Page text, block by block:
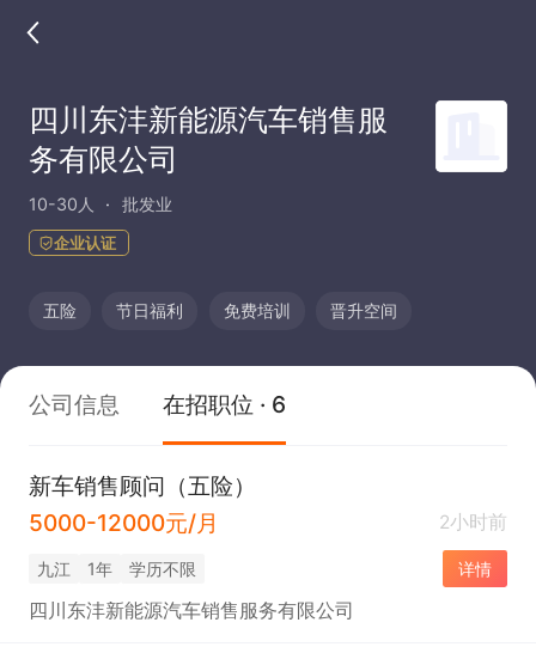
四川东沣新能源汽车销售服
务有限公司
10-30人 批发业
企业认证
五险 节日福利 免费培训 晋升空间
公司信息 在招职位 · 6
新车销售顾问（五险）
5000-12000元/月
2小时前
九江 1年 学历不限 详情
四川东沣新能源汽车销售服务有限公司